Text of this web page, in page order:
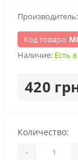
Производитель:
Код товара:
Наличие: Есть
420
Количество:
-